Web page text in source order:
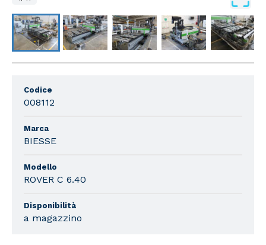
Codice
008112
Marca
BIESSE
Modello
ROVER C 6.40
Disponibilità
a magazzino